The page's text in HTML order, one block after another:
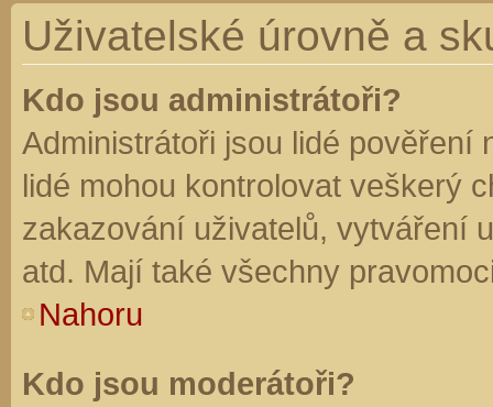
Uživatelské úrovně a
Kdo jsou administrátoři?
Administrátoři jsou lidé pověření
lidé mohou kontrolovat veškerý
zakazování uživatelů, vytváření
atd. Mají také všechny
Nahoru
Kdo jsou moderátoři?